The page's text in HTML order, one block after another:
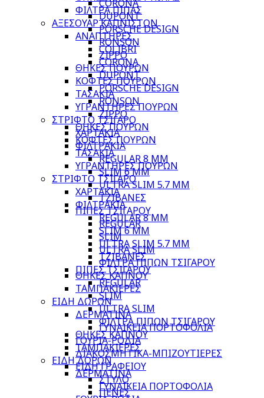
CORONA
DUPONT
PORSCHE DESIGN
RONSON
ZIPPO
ΘΗΚΕΣ ΠΟΥΡΩΝ
ΚΟΦΤΕΣ ΠΟΥΡΩΝ
ΤΑΣΑΚΙΑ
ΥΓΡΑΝΤΗΡΕΣ ΠΟΥΡΩΝ
ΣΤΡΙΦΤΟ ΤΣΙΓΑΡΟ
ΧΑΡΤΑΚΙΑ
ΦΙΛΤΡΑΚΙΑ
REGULAR 8 MM
SLIM 6 MM
ULTRA SLIM 5.7 MM
ΤΖΙΒΑΝΕΣ
ΠΙΠΕΣ ΤΣΙΓΑΡΟΥ
REGULAR
SLIM
ULTRA SLIM
ΦΙΛΤΡΑ ΠΙΠΩΝ ΤΣΙΓΑΡΟΥ
ΘΗΚΕΣ ΚΑΠΝΟΥ
ΤΑΜΠΑΚΙΕΡΕΣ
ΕΙΔΗ ΔΩΡΩΝ
ΔΕΡΜΑΤΙΝΑ
ΓΥΝΑΙΚΕΙΑ ΠΟΡΤΟΦΟΛΙΑ
ΓΟΥΡΙΑ-ΡΟΔΙΑ
ΔΙΑΚΟΣΜΗΤΙΚΑ-ΜΠΙΖΟΥΤΙΕΡΕΣ
ΕΙΔΗ ΓΡΑΦΕΙΟΥ
ΣΤΥΛΟ
ΠΕΝΕΣ
ΦΙΛΤΡΑ ΠΙΠΑΣ
ΑΞΕΣΟΥΑΡ ΚΑΠΝΙΣΤΩΝ
ΑΝΑΠΤΗΡΕΣ
COLIBRI
CORONA
DUPONT
PORSCHE DESIGN
RONSON
ZIPPO
ΘΗΚΕΣ ΠΟΥΡΩΝ
ΚΟΦΤΕΣ ΠΟΥΡΩΝ
ΤΑΣΑΚΙΑ
ΥΓΡΑΝΤΗΡΕΣ ΠΟΥΡΩΝ
ΣΤΡΙΦΤΟ ΤΣΙΓΑΡΟ
ΧΑΡΤΑΚΙΑ
ΦΙΛΤΡΑΚΙΑ
REGULAR 8 MM
SLIM 6 MM
ULTRA SLIM 5.7 MM
ΤΖΙΒΑΝΕΣ
ΠΙΠΕΣ ΤΣΙΓΑΡΟΥ
REGULAR
SLIM
ULTRA SLIM
ΦΙΛΤΡΑ ΠΙΠΩΝ ΤΣΙΓΑΡΟΥ
ΘΗΚΕΣ ΚΑΠΝΟΥ
ΤΑΜΠΑΚΙΕΡΕΣ
ΕΙΔΗ ΔΩΡΩΝ
ΔΕΡΜΑΤΙΝΑ
ΓΥΝΑΙΚΕΙΑ ΠΟΡΤΟΦΟΛΙΑ